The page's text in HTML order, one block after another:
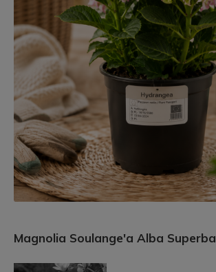
Magnolia Soulange'a Alba Superba